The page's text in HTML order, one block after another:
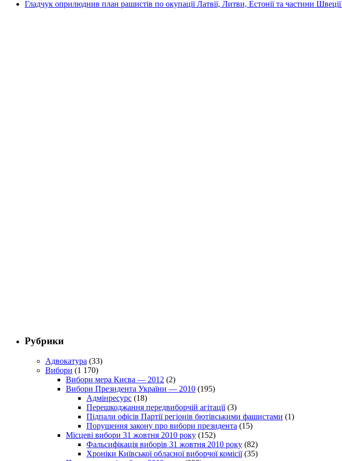
Гладчук оприлюднив план рашистів по окупації Латвії, Литви, Естонії та частини Швеції
Рубрики
Адвокатура (33)
Вибори (1 170)
Вибори мера Києва — 2012 (2)
Вибори Президента України — 2010 (195)
Адмінресурс (18)
Перешкоджання передвиборчій агітації(3)
Підпали офісів Партії регіонів бютівськими фашистами (1)
Порушення закону про вибори президента (15)
Місцеві вибори 31 жовтня 2010 року (152)
Фальсифікація виборів 31 жовтня 2010 року (82)
Хроніки Київської обласної виборчої комісії(35)